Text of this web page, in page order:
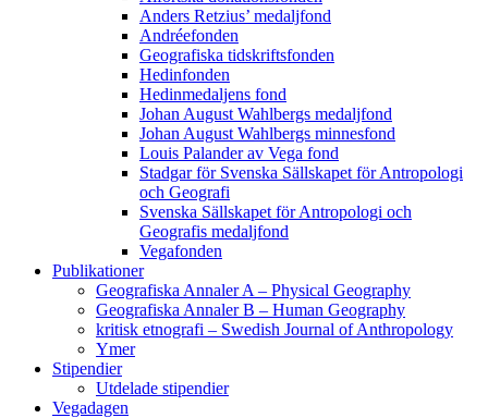
Anders Retzius’ medaljfond
Andréefonden
Geografiska tidskriftsfonden
Hedinfonden
Hedinmedaljens fond
Johan August Wahlbergs medaljfond
Johan August Wahlbergs minnesfond
Louis Palander av Vega fond
Stadgar för Svenska Sällskapet för Antropologi
och Geografi
Svenska Sällskapet för Antropologi och
Geografis medaljfond
Vegafonden
Publikationer
Geografiska Annaler A – Physical Geography
Geografiska Annaler B – Human Geography
kritisk etnografi – Swedish Journal of Anthropology
Ymer
Stipendier
Utdelade stipendier
Vegadagen